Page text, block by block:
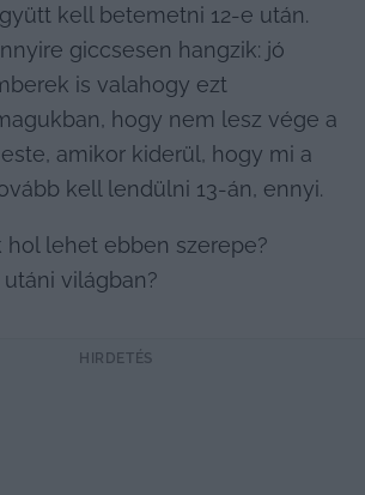
kell betemetni 12-e után.
giccsesen hangzik: jó
is valahogy ezt
hogy nem lesz vége a
amikor kiderül, hogy mi a
kell lendülni 13-án, ennyi.
hol lehet ebben szerepe?
világban?
HIRDETÉS